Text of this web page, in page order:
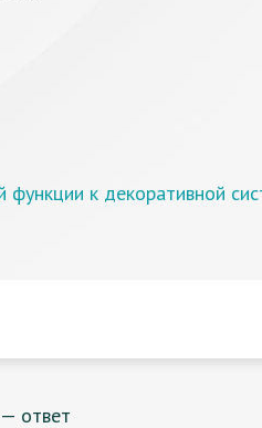
функции к декоративной
ответ